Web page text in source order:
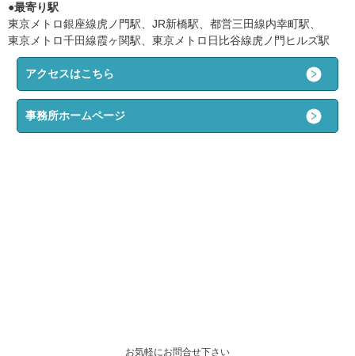
●最寄り駅
東京メトロ銀座線虎ノ門駅、JR新橋駅、都営三田線内幸町駅、
東京メトロ千田線霞ヶ関駅、東京メトロ日比谷線虎ノ門ヒルズ駅
アクセスはこちら
事務所ホームページ
お気軽にお問合せ下さい